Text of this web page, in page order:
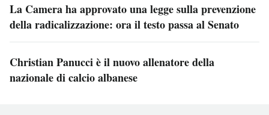
La Camera ha approvato una legge sulla prevenzione
della radicalizzazione: ora il testo passa al Senato
Christian Panucci è il nuovo allenatore della
nazionale di calcio albanese